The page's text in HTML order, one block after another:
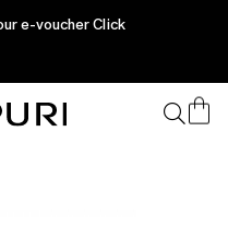
e-voucher Click